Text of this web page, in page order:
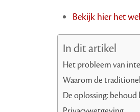
Bekijk hier het
In dit artikel
Het probleem van
Waarom de
De oplossing: